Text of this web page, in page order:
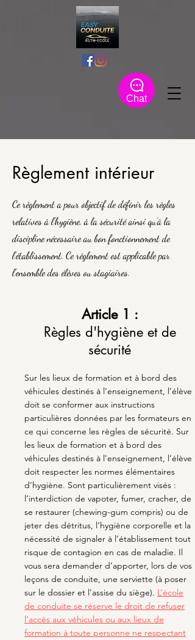
Chat
Règlement intérieur
Ce règlement a pour objectif de définir les règles
relatives à l’hygiène, à la sécurité ainsi qu’à la
discipline nécessaire au bon fonctionnement de
l’établissement. Ce règlement est applicable par
l’ensemble des élèves ou stagiaires.
Article 1 :
Règles d'hygiène et de
sécurité
Sur les lieux de formation et à bord des
véhicules destinés à l’enseignement, l’élève
doit se conformer aux instructions
particulières données par les formateurs en
ce qui concerne les règles de sécurité. Sur
les lieux de formation et à bord des
véhicules destinés à l’enseignement, l’élève
doit respecter les normes élémentaires
d’hygiène. Sont particulièrement visés :
l’interdiction de vapoter, fumer, cracher, de
se restaurer (chewing-gum compris) ou de
jeter des détritus, l’hygiène corporelle et la
nécessité de signaler à l’établissement tout
risque de contagion en cas de maladie. Il
vous sera demander d’apporter, lors de vos
leçons de conduite, une serviette (à poser
sur le dossier et l’assise du siège). L’école
de conduite se réserve le droit de refuser
l’accès aux véhicules ou aux lieux de
formation à toute personne ne respectant